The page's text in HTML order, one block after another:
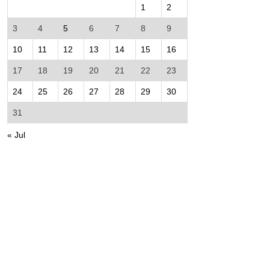
1 2
3 4 5 6 7 8 9
10 11 12 13 14 15 16
17 18 19 20 21 22 23
24 25 26 27 28 29 30
31
« Jul